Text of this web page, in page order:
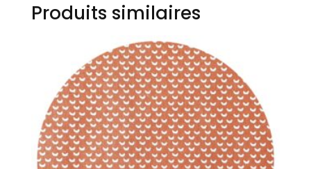
Produits similaires